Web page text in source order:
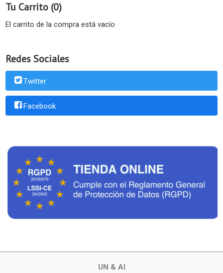
Tu Carrito (0)
El carrito de la compra está vacío
Redes Sociales
Twitter
Facebook
UN & AI